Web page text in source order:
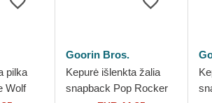
pilka
Wolf
Goorin Bros.
Kepurė išlenkta žalia
snapback Pop Rocker